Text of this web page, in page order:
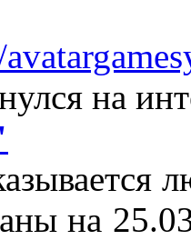
на
на